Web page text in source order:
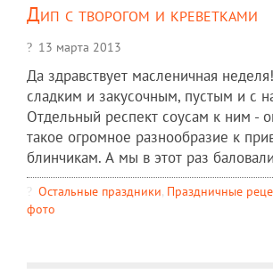
Дип с творогом и креветками
13 марта 2013
Да здравствует масленичная
сладким и закусочным, пустым и с
Отдельный респект соусам к ним -
такое огромное разнообразие к
блинчикам. А мы в этот раз
Остальные праздники, Праздничные
фото